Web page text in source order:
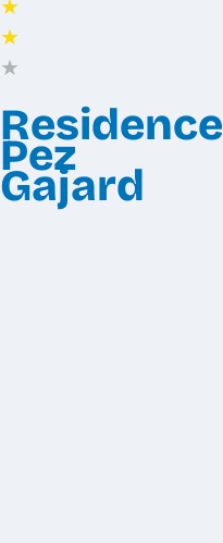
★
★
★
Residence
Pez
Gajard